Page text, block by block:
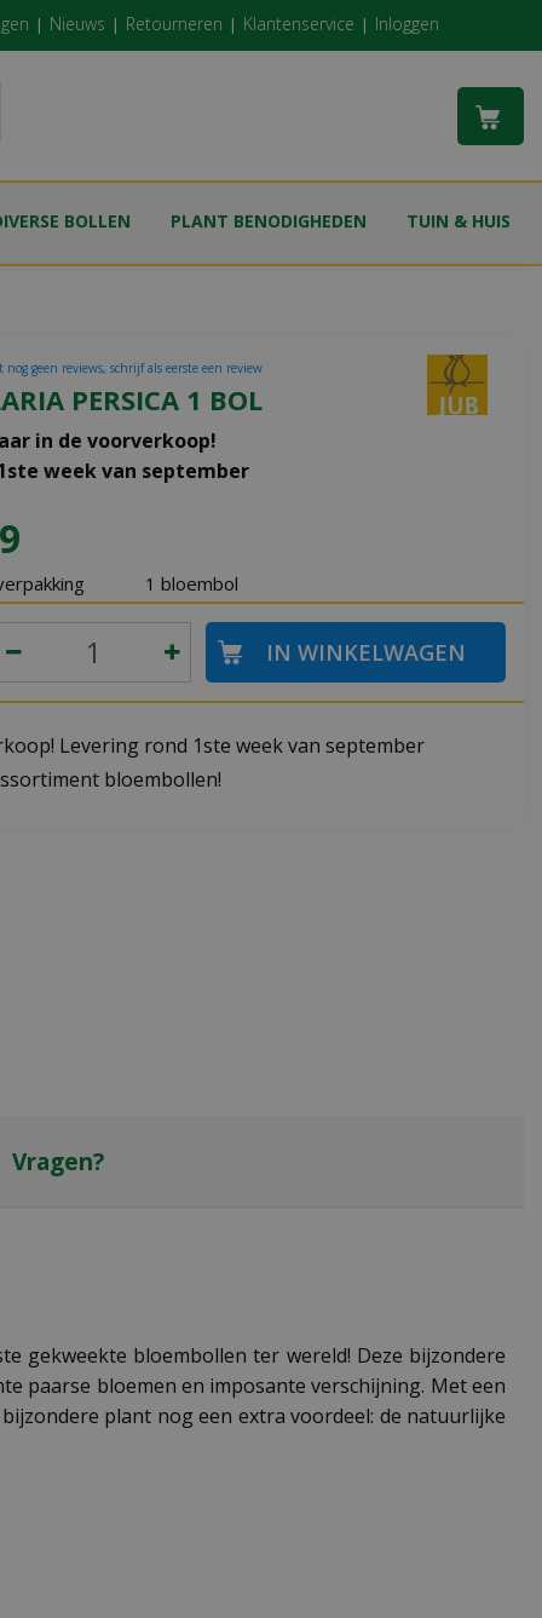
Nieuws Retourneren Klantenservice Inloggen
BOLLEN PLANT BENODIGHEDEN TUIN & HUIS
PERSICA 1 BOL
in de voorverkoop!
week van september
geen reviews, schrijf als eerste een review
1 bloembol
Levering rond 1ste week van september
bloembollen!
Vragen?
gekweekte bloembollen ter wereld! Deze bijzondere
paarse bloemen en imposante verschijning. Met een
plant nog een extra voordeel: de natuurlijke